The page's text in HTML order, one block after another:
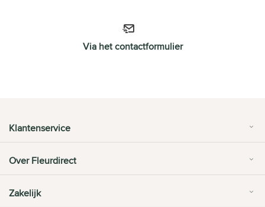
Via het contactformulier
Klantenservice
Over Fleurdirect
Zakelijk